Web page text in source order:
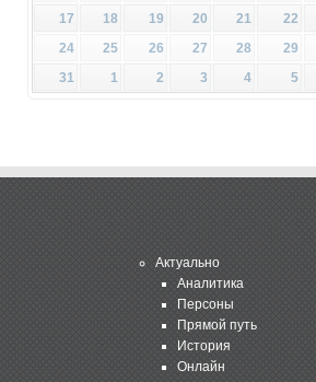
17
18 19 20 21 22
24
25 26 27 28 29
31
1 2 3 4 5
Актуально
Аналитика
Персоны
Прямой путь
История
Онлайн